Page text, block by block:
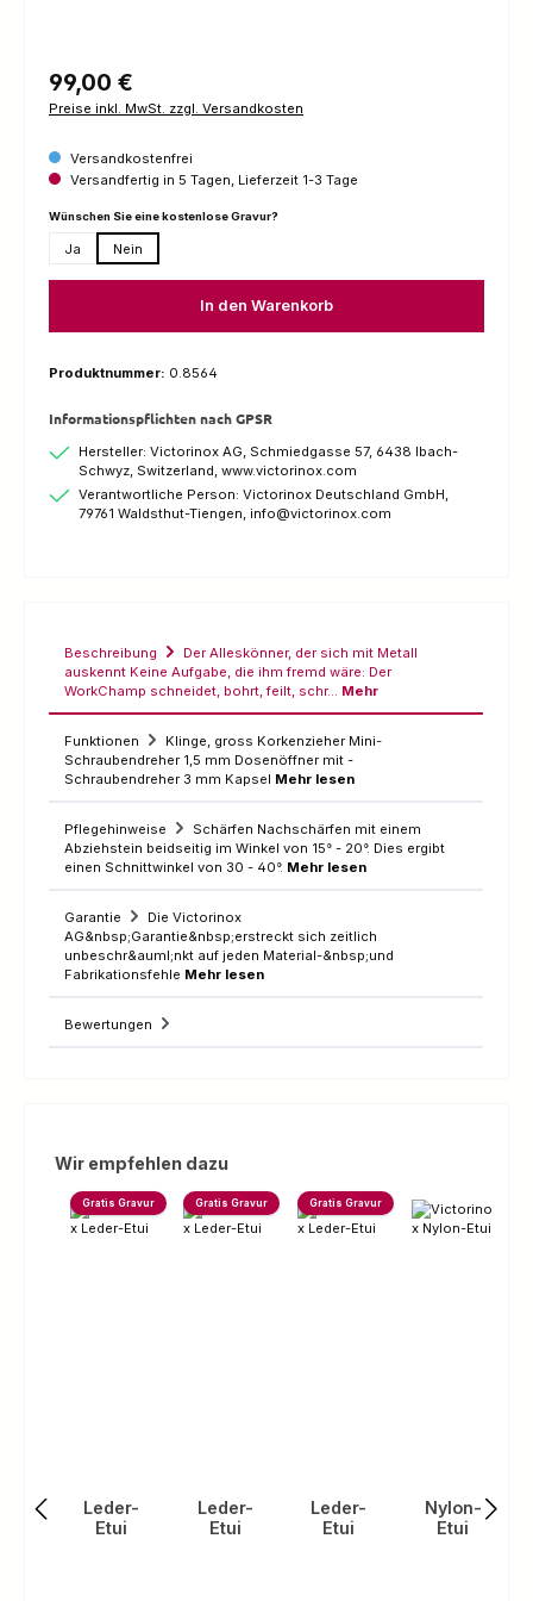
Regulärer Preis:
99,00 €
Preise inkl. MwSt. zzgl. Versandkosten
Versandkostenfrei
Versandfertig in 5 Tagen, Lieferzeit 1-3 Tage
Wünschen Sie eine kostenlose Gravur?auswählen
Ja Nein
In den Warenkorb
Produktnummer: 0.8564
Informationspflichten nach GPSR
Hersteller: Victorinox AG, Schmiedgasse 57, 6438 Ibach-
Schwyz, Switzerland, www.victorinox.com
Verantwortliche Person: Victorinox Deutschland GmbH,
79761 Waldsthut-Tiengen, info@victorinox.com
Beschreibung
Der Alleskönner, der sich mit Metall
auskennt Keine Aufgabe, die ihm fremd wäre: Der
WorkChamp schneidet, bohrt, feilt, schr… Mehr
Funktionen
Klinge, gross Korkenzieher Mini-
Schraubendreher 1,5 mm Dosenöffner mit -
Schraubendreher 3 mm Kapsel Mehr lesen
Pflegehinweise
Schärfen Nachschärfen mit einem
Abziehstein beidseitig im Winkel von 15° - 20°. Dies ergibt
einen Schnittwinkel von 30 - 40°. Mehr lesen
Garantie
Die Victorinox
AG&nbsp;Garantie&nbsp;erstreckt sich zeitlich
unbeschr&auml;nkt auf jeden Material-&nbsp;und
Fabrikationsfehle Mehr lesen
Bewertungen
Produktgalerie überspringen
Wir empfehlen dazu
Gratis Gravur
Leder-
Etui
Gratis Gravur
Leder-
Etui
Gratis Gravur
Leder-
Etui
Nylon-
Etui